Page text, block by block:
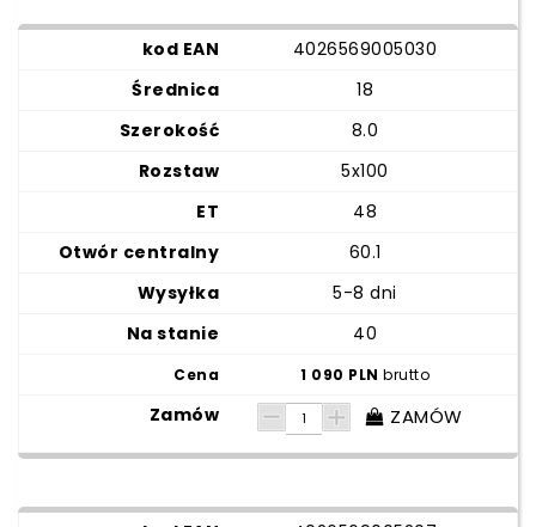
4026569005030
18
8.0
5x100
48
60.1
5-8 dni
40
1 090 PLNbrutto
ZAMÓW